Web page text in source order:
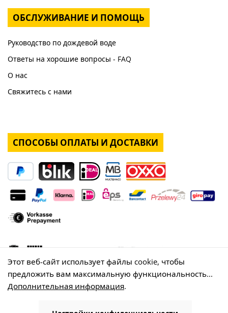
ОБСЛУЖИВАНИЕ И ПОМОЩЬ
Руководство по дождевой воде
Ответы на хорошие вопросы - FAQ
О нас
Свяжитесь с нами
СПОСОБЫ ОПЛАТЫ И ДОСТАВКИ
Этот веб-сайт использует файлы cookie, чтобы
предложить вам максимальную функциональность...
Дополнительная информация.